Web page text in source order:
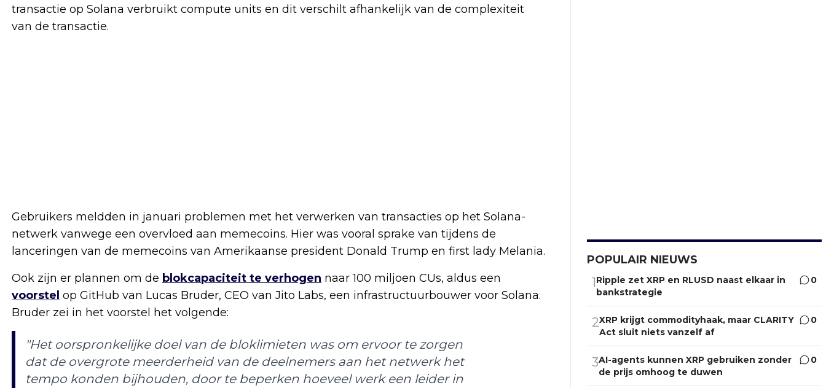
transactie op Solana verbruikt compute units en dit verschilt afhankelijk van de complexiteit
van de transactie.
Gebruikers meldden in januari problemen met het verwerken van transacties op het Solana-
netwerk vanwege een overvloed aan memecoins. Hier was vooral sprake van tijdens de
lanceringen van de memecoins van Amerikaanse president Donald Trump en first lady Melania.
Ook zijn er plannen om de blokcapaciteit te verhogen naar 100 miljoen CUs, aldus een
voorstel op GitHub van Lucas Bruder, CEO van Jito Labs, een infrastructuurbouwer voor Solana.
Bruder zei in het voorstel het volgende:
"Het oorspronkelijke doel van de bloklimieten was om ervoor te zorgen
dat de overgrote meerderheid van de deelnemers aan het netwerk het
tempo konden bijhouden, door te beperken hoeveel werk een leider in
POPULAIR NIEUWS
1Ripple zet XRP en RLUSD naast elkaar in
bankstrategie
0
2XRP krijgt commodityhaak, maar CLARITY
Act sluit niets vanzelf af
0
3AI-agents kunnen XRP gebruiken zonder
de prijs omhoog te duwen
0